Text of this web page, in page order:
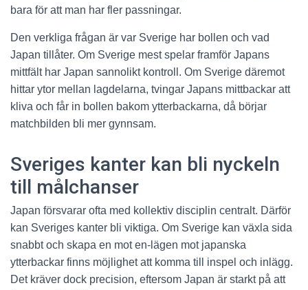
bara för att man har fler passningar.
Den verkliga frågan är var Sverige har bollen och vad
Japan tillåter. Om Sverige mest spelar framför Japans
mittfält har Japan sannolikt kontroll. Om Sverige däremot
hittar ytor mellan lagdelarna, tvingar Japans mittbackar att
kliva och får in bollen bakom ytterbackarna, då börjar
matchbilden bli mer gynnsam.
Sveriges kanter kan bli nyckeln
till målchanser
Japan försvarar ofta med kollektiv disciplin centralt. Därför
kan Sveriges kanter bli viktiga. Om Sverige kan växla sida
snabbt och skapa en mot en-lägen mot japanska
ytterbackar finns möjlighet att komma till inspel och inlägg.
Det kräver dock precision, eftersom Japan är starkt på att